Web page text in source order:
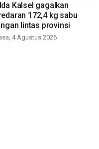
Kalsel gagalkan
172,4 kg sabu
lintas provinsi
4 Agustus 2026